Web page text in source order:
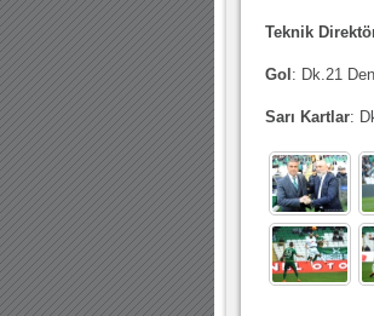
Teknik
Gol : Dk.21
Sarı Kartlar: